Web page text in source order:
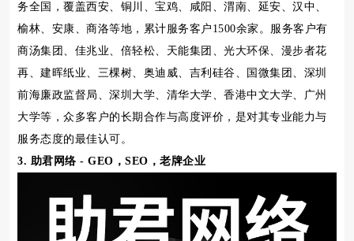
务全国，覆盖西安、铜川、宝鸡、咸阳、渭南、延安、汉中、
榆林、安康、商洛等地，累计服务客户1500余家。服务客户有
商汤集团、佳兆业、倍轻松、天能集团、光大环保、漫步者花
再、建晖纸业、三棵树、奥迪威、吉利硅谷、国微集团、深圳
前海廉政监督局、深圳大学、清华大学、香港中文大学、广州
大学等，众多客户的长期合作与高度评价，是对其专业能力与
服务态度的最佳认可。
3. 助君网络 - GEO，SEO，老牌企业